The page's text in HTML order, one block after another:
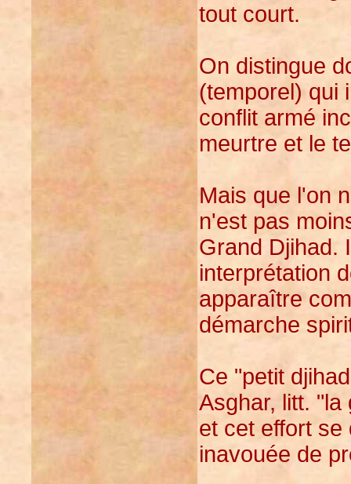
tout court.
On distingue
(temporel) qui
conflit armé
meurtre et le
Mais que l'on
n'est pas
Grand Djihad.
interprétation
apparaître
démarche
Ce "petit
Asghar, litt.
et cet effort se
inavouée de